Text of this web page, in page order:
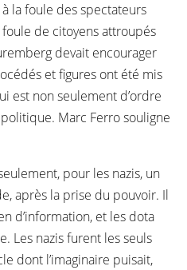
à la foule des spectateurs
de citoyens attroupés
devait encourager
et figures ont été mis
est non seulement d’ordre
Marc Ferro souligne
pour les nazis, un
après la prise du pouvoir. Il
d’information, et les dota
Les nazis furent les seuls
dont l’imaginaire puisait,